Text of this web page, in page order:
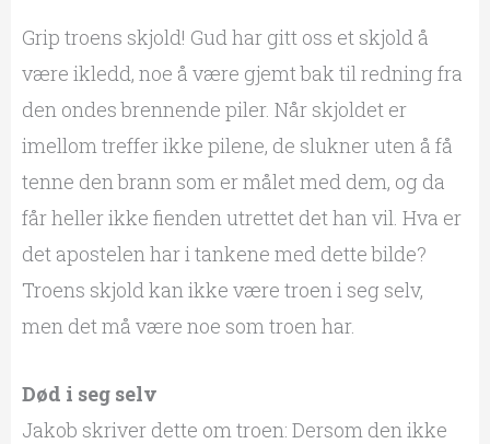
Grip troens skjold! Gud har gitt oss et skjold å
være ikledd, noe å være gjemt bak til redning fra
den ondes brennende piler. Når skjoldet er
imellom treffer ikke pilene, de slukner uten å få
tenne den brann som er målet med dem, og da
får heller ikke fienden utrettet det han vil. Hva er
det apostelen har i tankene med dette bilde?
Troens skjold kan ikke være troen i seg selv,
men det må være noe som troen har.
Død i seg selv
Jakob skriver dette om troen: Dersom den ikke